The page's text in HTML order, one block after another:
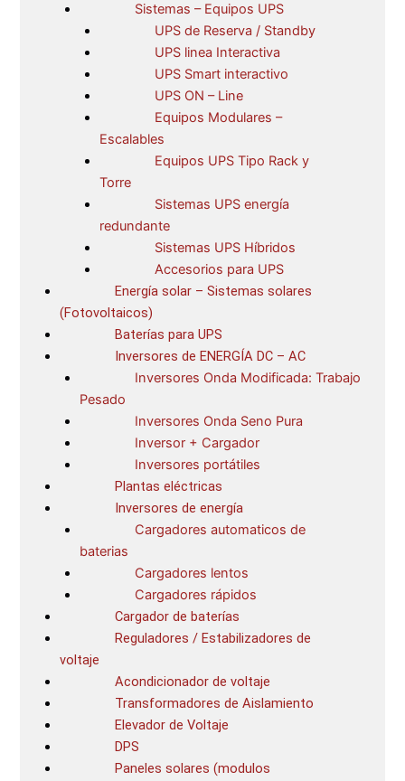
Sistemas – Equipos UPS
UPS de Reserva / Standby
UPS linea Interactiva
UPS Smart interactivo
UPS ON – Line
Equipos Modulares –
Escalables
Equipos UPS Tipo Rack y
Torre
Sistemas UPS energía
redundante
Sistemas UPS Híbridos
Accesorios para UPS
Energía solar – Sistemas solares
(Fotovoltaicos)
Baterías para UPS
Inversores de ENERGÍA DC – AC
Inversores Onda Modificada: Trabajo
Pesado
Inversores Onda Seno Pura
Inversor + Cargador
Inversores portátiles
Plantas eléctricas
Inversores de energía
Cargadores automaticos de
baterias
Cargadores lentos
Cargadores rápidos
Cargador de baterías
Reguladores / Estabilizadores de
voltaje
Acondicionador de voltaje
Transformadores de Aislamiento
Elevador de Voltaje
DPS
Paneles solares (modulos